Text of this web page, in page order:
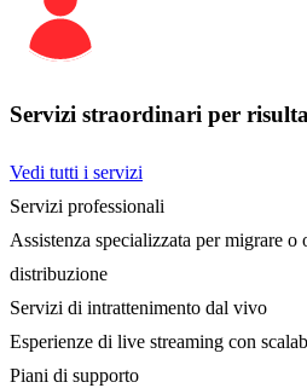
Servizi straordinari per
Vedi tutti i servizi
Servizi professionali
Assistenza specializzata per migrare
distribuzione
Servizi di intrattenimento dal vivo
Esperienze di live streaming con
Piani di supporto